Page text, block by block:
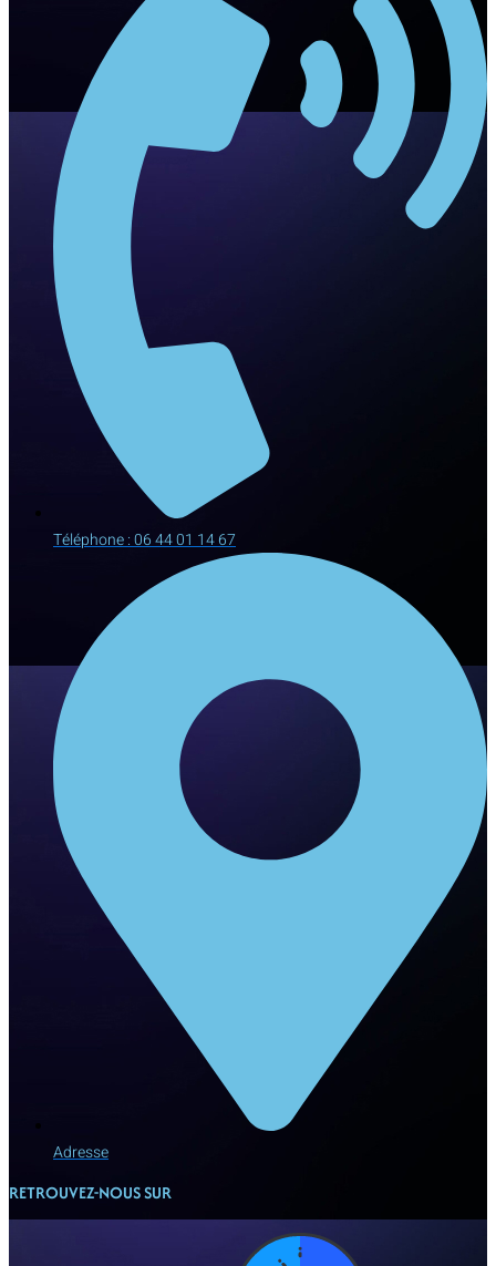
Téléphone : 06 44 01 14 67
Adresse
RETROUVEZ-NOUS SUR